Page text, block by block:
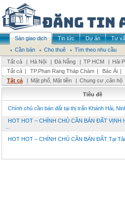
Sàn giao dịch Tin tức Dự án Tư
Cần bán
Cho thuê
Tìm theo nhu cầu
Tất cả
| Hà Nội | Đà Nẵng | TP HCM | Hải
Tất cả | TP.Phan Rang Tháp Chàm | Bác Ái |
Tất cả
| Mặt phố, Mặt tiền | Chung cư ,căn hộ
Tiêu đề
Chính chủ cần bán đất tại thị trấn Khánh Hải,
HOT HOT – CHÍNH CHỦ CẦN BÁN ĐẤT VỊNH
HOT HOT – CHÍNH CHỦ CẦN BÁN ĐẤT Tại